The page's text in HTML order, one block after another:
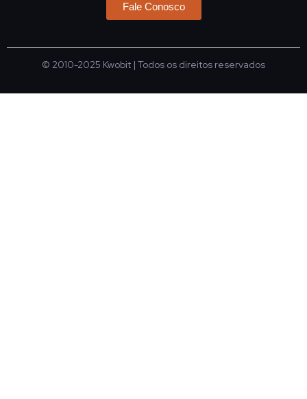
Fale Conosco
© 2010-2025 Kwobit | Todos os direitos reservados